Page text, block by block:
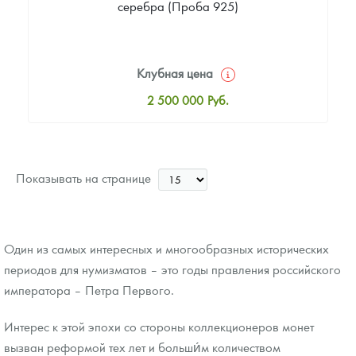
серебра (Проба 925)
Клубная цена
2 500 000 Руб.
Цена выкупа
Звоните
Показывать на странице
Один из самых интересных и многообразных исторических
периодов для нумизматов – это годы правления российского
императора – Петра Первого.
Интерес к этой эпохи со стороны коллекционеров монет
вызван реформой тех лет и больши́м количеством